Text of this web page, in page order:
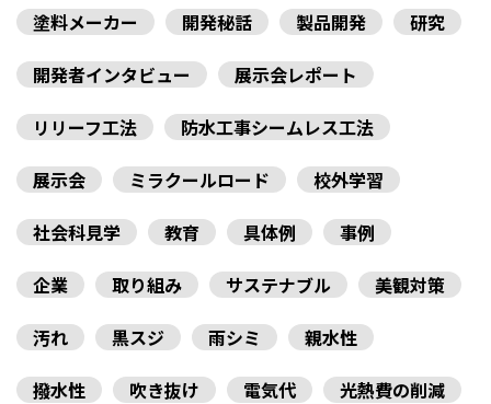
塗料メーカー
開発秘話 製品開発
研究
開発者インタビュー
展示会レポート
リリーフ工法
防水工事シームレス工法
展示会
ミラクールロード
校外学習
社会科見学
教育 具体例
事例
企業
取り組み サステナブル
美観対策
汚れ
黒スジ 雨シミ
親水性
撥水性
吹き抜け 電気代
光熱費の削減